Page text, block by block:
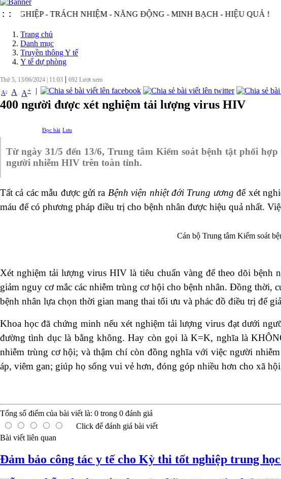
: : - TRÁCH NHIỆM - NĂNG ĐỘNG - MINH BẠCH - HIỆU QUẢ !
Trang chủ
Danh mục
Truyền thông Y tế
Y tế dự phòng
Thứ 5, 13/06/2024 11:03 | 692 Lượt xem
A- A A+ |
400 người được xét nghiệm tải lượng virus HIV
Đọc bài Lưu
Từ ngày 31/5 đến 13/6, Trung tâm Kiểm soát bệnh tật phối
người nhiễm HIV trên toàn tỉnh.
Tất cả các mẫu được gửi ra Bệnh viện nhiệt đới Trung ương để xét
máu để có phương pháp điều trị cho bệnh nhân được hiệu quả nhất.
Cán bộ Trung tâm Kiểm soát
Xét nghiệm tải lượng virus HIV là tiêu chuẩn vàng để theo dõibệnh
giảm nguy cơ mắc các nhiễm trùng cơ hộicho bệnh nhân. Đồng thời,
bệnh nhân lựa chọn thời gian mang thai tối ưu và phác đồ điều trị để
Khoa học đã chứng minh nếu xét nghiệm tải lượng virus đạt dưới
đường tình dục là bằng không. Hay còn gọi là K=K, nghĩa là
nhiễm trùng cơ hội; và thậm chí còn đồng nghĩa với việc người
áp, viêm gan; giúp họ sống vui vẻ hơn, đóng góp nhiều hơn cho xã
Tổng số điểm của bài viết là: 0 trong 0 đánh giá
Click để đánh giá bài viết
Bài viết liên quan
Đảm bảo công tác y tế cho Kỳ thi tốt nghiệp trung